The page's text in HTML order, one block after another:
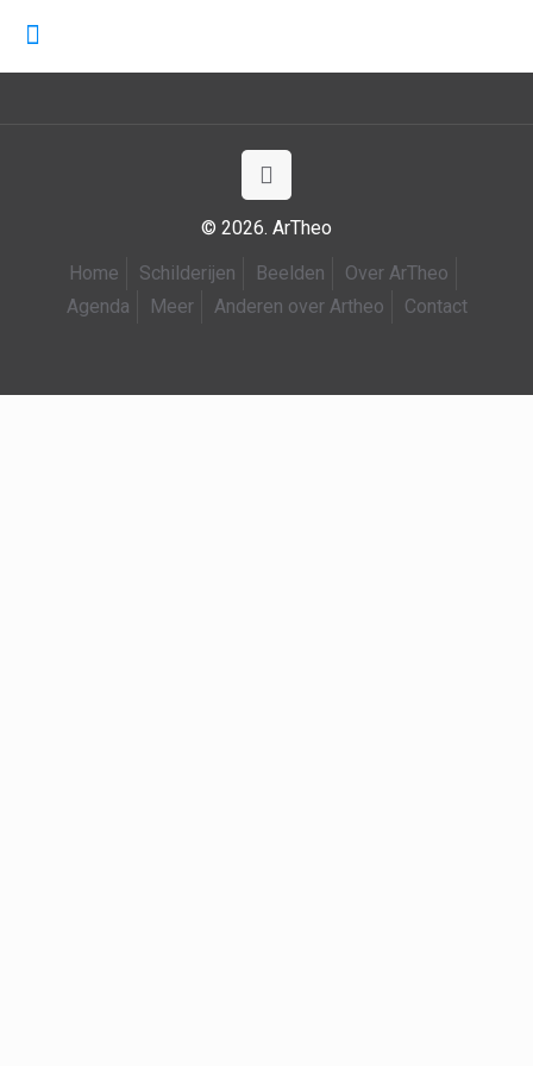
© 2026. ArTheo
Home
Schilderijen Beelden
Over ArTheo
Agenda
Meer Anderen over Artheo Contact